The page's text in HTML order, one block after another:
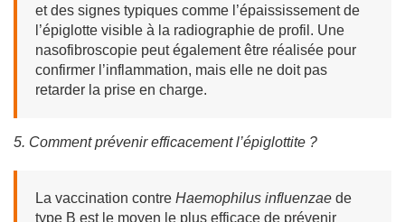
et des signes typiques comme l’épaississement de
l’épiglotte visible à la radiographie de profil. Une
nasofibroscopie peut également être réalisée pour
confirmer l’inflammation, mais elle ne doit pas
retarder la prise en charge.
5. Comment prévenir efficacement l’épiglottite ?
La vaccination contre Haemophilus influenzae de
type B est le moyen le plus efficace de prévenir